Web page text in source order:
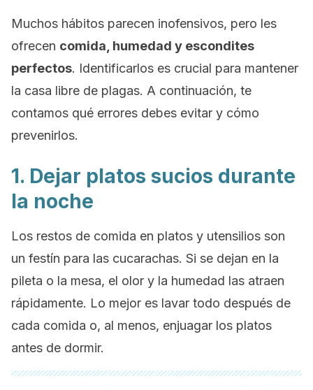
Muchos hábitos parecen inofensivos, pero les
ofrecen comida, humedad y escondites
perfectos. Identificarlos es crucial para mantener
la casa libre de plagas. A continuación, te
contamos qué errores debes evitar y cómo
prevenirlos.
1. Dejar platos sucios durante
la noche
Los restos de comida en platos y utensilios son
un festín para las cucarachas. Si se dejan en la
pileta o la mesa, el olor y la humedad las atraen
rápidamente. Lo mejor es lavar todo después de
cada comida o, al menos, enjuagar los platos
antes de dormir.